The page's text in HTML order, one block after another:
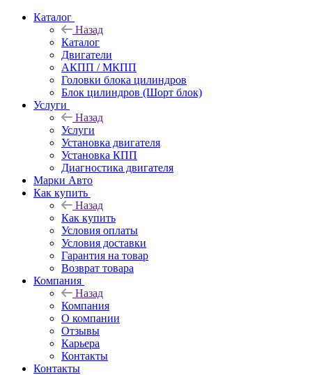
Каталог
Назад
Каталог
Двигатели
АКПП / МКПП
Головки блока цилиндров
Блок цилиндров (Шорт блок)
Услуги
Назад
Услуги
Установка двигателя
Установка КПП
Диагностика двигателя
Марки Авто
Как купить
Назад
Как купить
Условия оплаты
Условия доставки
Гарантия на товар
Возврат товара
Компания
Назад
Компания
О компании
Отзывы
Карьера
Контакты
Контакты